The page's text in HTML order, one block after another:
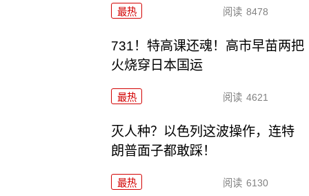
最热 阅读 8478
731！特高课还魂！高市早苗两把
火烧穿日本国运
最热 阅读 4621
灭人种？以色列这波操作，连特
朗普面子都敢踩！
最热 阅读 6130